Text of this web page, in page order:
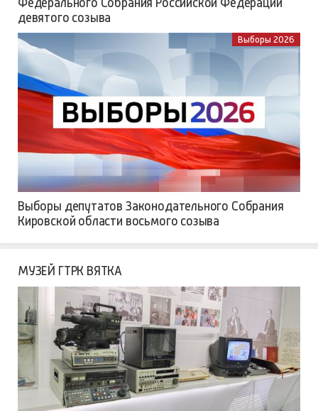
девятого созыва
Выборы 2026
Выборы депутатов Законодательного Собрания
Кировской области восьмого созыва
МУЗЕЙ ГТРК ВЯТКА